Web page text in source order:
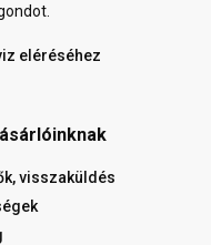
eléréséhez
visszaküldés